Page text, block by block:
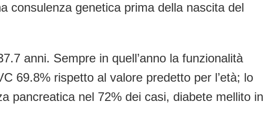
consulenza genetica prima della nascita del
anni. Sempre in quell’anno la funzionalità
69.8% rispetto al valore predetto per l’età; lo
pancreatica nel 72% dei casi, diabete mellito in